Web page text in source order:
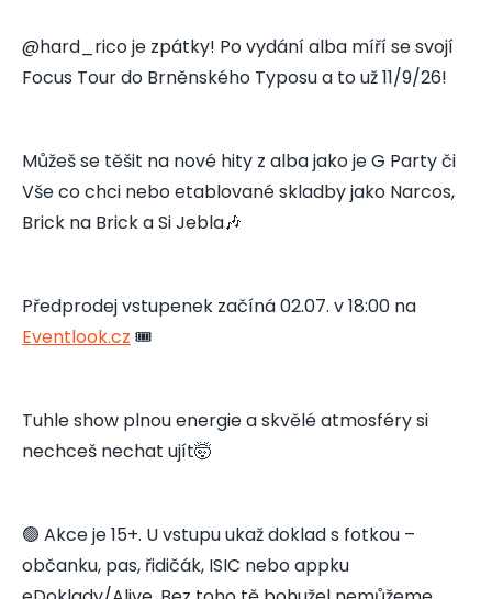
@hard_rico je zpátky! Po vydání alba míří se svojí
Focus Tour do Brněnského Typosu a to už 11/9/26!
Můžeš se těšit na nové hity z alba jako je G Party či
Vše co chci nebo etablované skladby jako Narcos,
Brick na Brick a Si Jebla🎶
Předprodej vstupenek začíná 02.07. v 18:00 na
Eventlook.cz 🎟️
Tuhle show plnou energie a skvělé atmosféry si
nechceš nechat ujít🤯
🟢 Akce je 15+. U vstupu ukaž doklad s fotkou –
občanku, pas, řidičák, ISIC nebo appku